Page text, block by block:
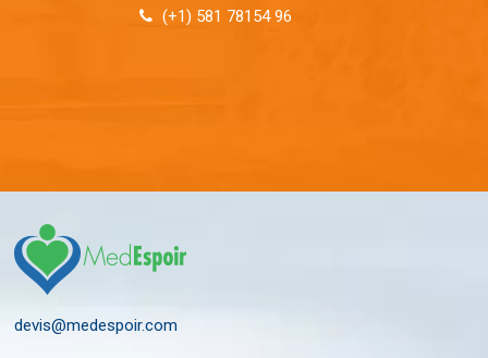
(+1) 581 78154 96
devis@medespoir.com